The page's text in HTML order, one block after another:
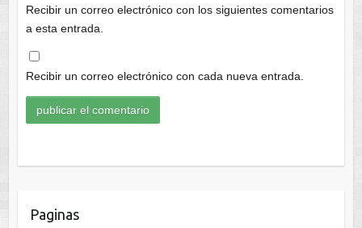
Recibir un correo electrónico con los siguientes comentarios
a esta entrada.
Recibir un correo electrónico con cada nueva entrada.
Paginas